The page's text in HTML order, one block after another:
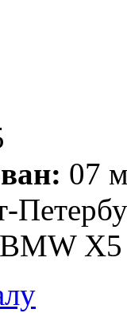
07
BMW